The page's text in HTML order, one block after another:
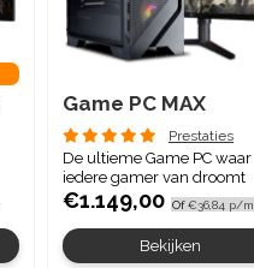
Game PC MAX
Prestaties
De ultieme Game PC waar
iedere gamer van droomt
€1.149,00 Of€36,84 p/m
Bekijken